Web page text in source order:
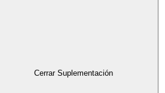
Cerrar Suplementación